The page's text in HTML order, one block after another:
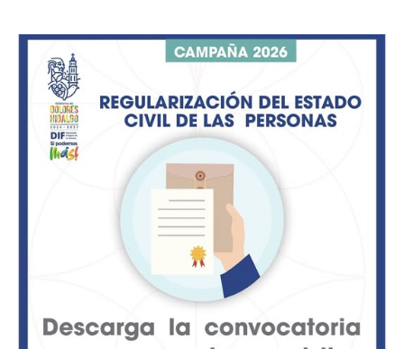
Su participación reafirma que la danza folclórica sigue
siendo un puente para mostrar la cultura mexicana.
El grupo se compromete a continuar llevando tradición
y orgullo a cada escenario donde se presente.